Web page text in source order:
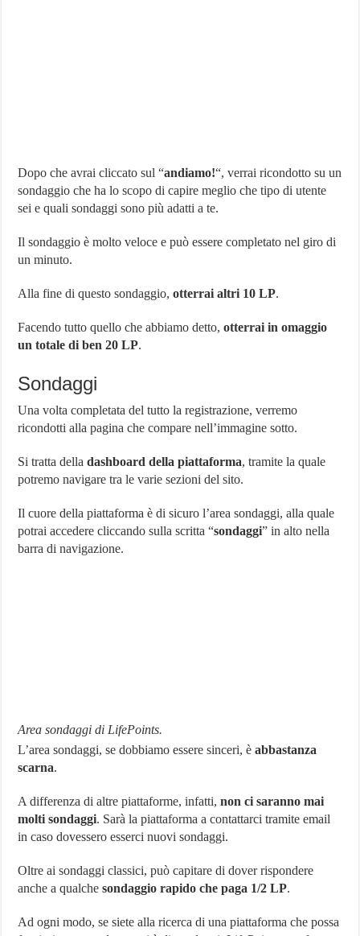
Dopo che avrai cliccato sul “andiamo!“, verrai ricondotto su un
sondaggio che ha lo scopo di capire meglio che tipo di utente
sei e quali sondaggi sono più adatti a te.
Il sondaggio è molto veloce e può essere completato nel giro di
un minuto.
Alla fine di questo sondaggio,otterrai altri 10 LP.
Facendo tutto quello che abbiamo detto,otterrai in omaggio
un totale di ben 20 LP.
Sondaggi
Una volta completata del tutto la registrazione, verremo
ricondotti alla pagina che compare nell’immagine sotto.
Si tratta delladashboard della piattaforma, tramite la quale
potremo navigare tra le varie sezioni del sito.
Il cuore della piattaforma è di sicuro l’area sondaggi, alla quale
potrai accedere cliccando sulla scritta “sondaggi” in alto nella
barra di navigazione.
Area sondaggi di LifePoints.
L’area sondaggi, se dobbiamo essere sinceri, èabbastanza
scarna.
A differenza di altre piattaforme, infatti,non ci saranno mai
molti sondaggi. Sarà la piattaforma a contattarci tramite email
in caso dovessero esserci nuovi sondaggi.
Oltre ai sondaggi classici, può capitare di dover rispondere
anche a qualchesondaggio rapido che paga 1/2 LP.
Ad ogni modo, se siete alla ricerca di una piattaforma che possa